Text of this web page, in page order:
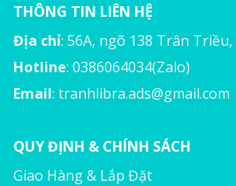
THÔNG TIN LIÊN HỆ
Địa chỉ: 56A, ngõ 138 Trân
Hotline: 0386064034(Zalo)
Email: tranhlibra.ads@gmail.com
QUY ĐỊNH & CHÍNH SÁCH
Giao Hàng & Lắp Đặt